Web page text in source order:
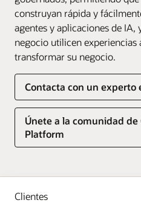
construyan rápida y
agentes y aplicaciones de IA,
negocio utilicen experiencias
transformar su negocio.
Contacta con un experto
Únete a la comunidad de
Platform